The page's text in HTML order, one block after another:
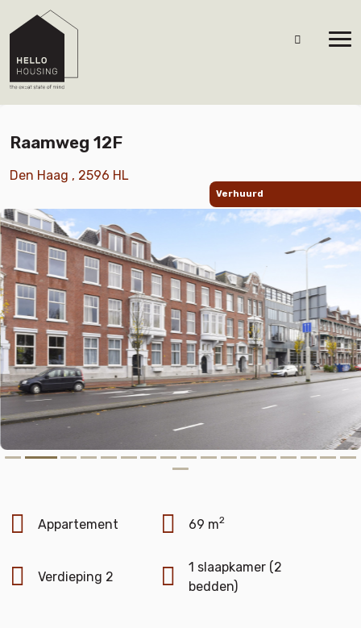
Verhuurd
Raamweg 12F
Den Haag , 2596 HL
Appartement 69 m2
Verdieping 2
1 slaapkamer (2
bedden)